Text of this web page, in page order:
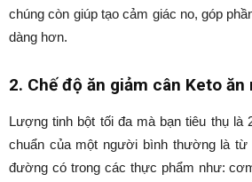
chúng còn giúp tạo cảm giác no, góp
dàng hơn.
2. Chế độ ăn giảm cân Keto ăn
Lượng tinh bột tối đa mà bạn tiêu thụ là
chuẩn của một người bình thường là từ
đường có trong các thực phẩm như: